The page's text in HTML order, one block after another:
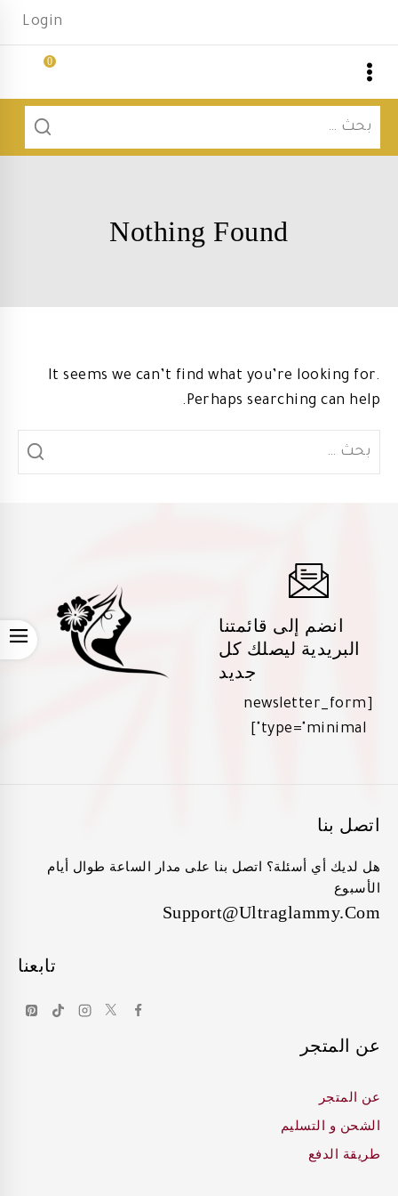
content
Login
0
البحث
OPEN
Nothing Found
It seems we can’t find what you’re looking for.
Perhaps searching can help.
البحث
انضم إلى قائمتنا
البريدية ليصلك كل
جديد
[newsletter_form
type="minimal"]
اتصل بنا
هل لديك أي أسئلة؟ اتصل بنا على مدار الساعة طوال أيام
الأسبوع
Support@ultraglammy.com
تابعنا
عن المتجر
عن المتجر
الشحن و التسليم
طريقة الدفع